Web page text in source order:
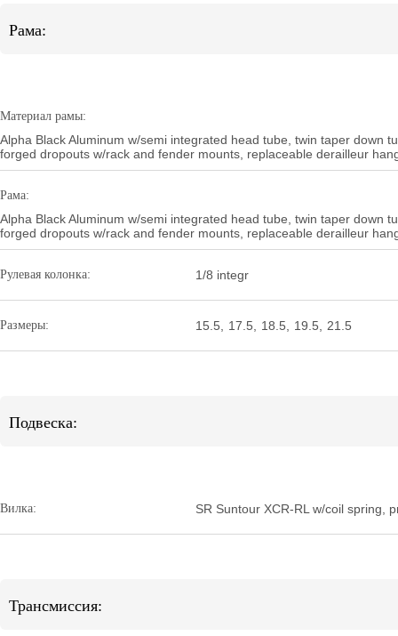
Рама:
Материал рамы:
Alpha Black Aluminum w/semi integrated head tube, twin taper down
forged dropouts w/rack and fender mounts, replaceable derailleur
Рама:
Alpha Black Aluminum w/semi integrated head tube, twin taper down
forged dropouts w/rack and fender mounts, replaceable derailleur
Рулевая колонка: 1/8 integr
Размеры: 15.5 17.5 18.5 19.5 21.5
Подвеска:
Вилка: SR Suntour XCR-RL w/coil spring,
Трансмиссия: